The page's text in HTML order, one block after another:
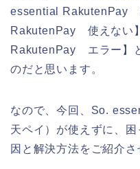
essential RakutenPay
RakutenPay 使えない
RakutenPay エラー】
のだと思います。
なので、今回、So.
天ペイ）が使えずに、
因と解決方法をご紹介さ